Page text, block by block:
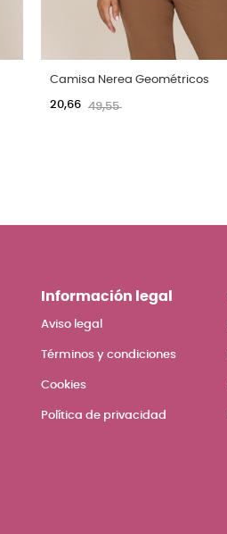
Camisa Nerea Geométricos
49,55
20,66
Información legal
Aviso legal
Términos y condiciones
Cookies
Política de privacidad